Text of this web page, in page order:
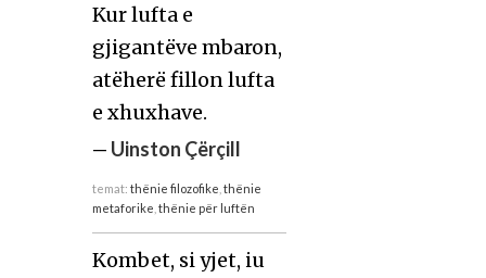
Kur lufta e
gjigantëve mbaron,
atëherë fillon lufta
e xhuxhave.
— Uinston Çërçill
temat: thënie filozofike thënie
metaforike thënie për luftën
Kombet, si yjet, iu